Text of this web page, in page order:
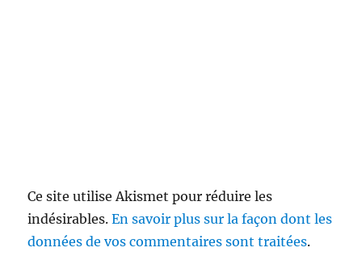
Ce site utilise Akismet pour réduire les
indésirables.En savoir plus sur la façon dont les
données de vos commentaires sont traitées.